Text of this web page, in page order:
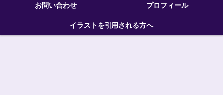
お問い合わせ プロフィール
イラストを引用される方へ